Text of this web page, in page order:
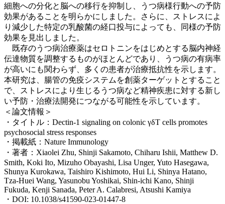
細胞への分化と脳への移行を抑制し、うつ病様行動への予防
効果があることを明らかにしました。さらに、ストレスによ
り減少した特定の乳酸菌の経口投与によっても、同様の予防
効果を見出しました。
既存のうつ病治療薬はセロトニンをはじめとする脳内神経
伝達物質を調整するものがほとんどであり、うつ病の有病率
が高いにも関わらず、多くの患者が治療抵抗性を示します。
本研究は、腸管の免疫システムを創薬ターゲットとすること
で、ストレスにより生じるうつ病など精神疾患に対する新し
い予防・治療法開発につながる可能性を示しています。
＜論文情報＞
・タイトル：Dectin-1 signaling on colonic γδT cells promotes
psychosocial stress responses
・掲載紙：Nature Immunology
・著者：Xiaolei Zhu, Shinji Sakamoto, Chiharu Ishii, Matthew D.
Smith, Koki Ito, Mizuho Obayashi, Lisa Unger, Yuto Hasegawa,
Shunya Kurokawa, Taishiro Kishimoto, Hui Li, Shinya Hatano,
Tza-Huei Wang, Yasunobu Yoshikai, Shin-ichi Kano, Shinji
Fukuda, Kenji Sanada, Peter A. Calabresi, Atsushi Kamiya
・DOI: 10.1038/s41590-023-01447-8